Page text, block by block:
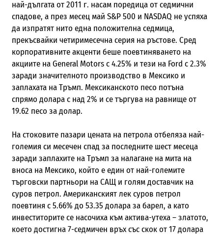
най-дългата от 2011 г. насам поредица от седмични
спадове, а през месец май S&P 500 и NASDAQ не успяха
да изпратят нито една положителна седмица,
прекъсвайки четиримесечна серия на ръстове. Сред
корпоративните акценти беше поевтиняването на
акциите наGeneral Motorsс 4.25% и тези на Ford с 2.3%
заради значителното производство в Мексико и
заплахата на Тръмп. Мексиканското песо потъна
спрямо долара с над 2% и се търгува на равнище от
19.62 песо за долар.
На стоковите пазари цената на петрола отбеляза най-
големия си месечен спад за последните шест месеца
заради заплахите на Тръмп за налагане на мита на
вноса на Мексико, който е един от най-големите
търговски партньори на САЩ и голям доставчик на
суров петрол. Американският лек суров петрол
поевтиня с 5.66% до 53.35 долара за барел, а като
инвеститорите се насочиха към актива-утеха – златото,
което достигна 7-седмичен връх със скок от 17 долара